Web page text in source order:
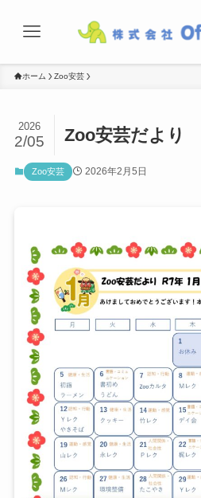
ホーム Zoo安芸
Zoo安芸だより
2026
2/05
Zoo安芸 2026年2月5日